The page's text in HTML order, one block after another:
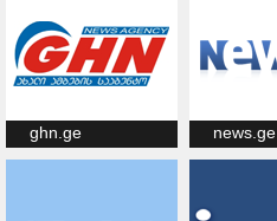
ghn.ge news.ge